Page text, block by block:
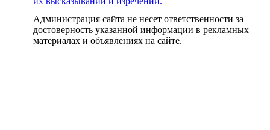
Администрация сайта не несет ответственности за
достоверность указанной информации в рекламных
материалах и объявлениях на сайте.